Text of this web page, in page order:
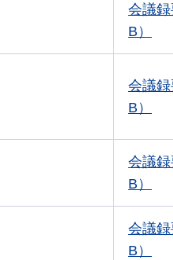
会議
B）
会議
B）
会議
B）
会議
B）